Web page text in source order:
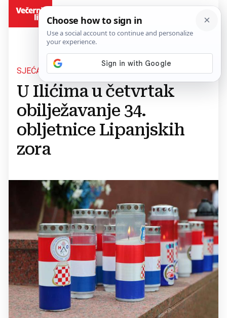
SJEĆANJE NA BRANITELJE
U Ilićima u četvrtak
obilježavanje 34.
obljetnice Lipanjskih
zora